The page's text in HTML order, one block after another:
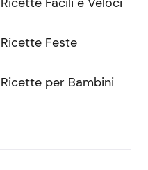
Ricette Feste
Ricette per Bambini